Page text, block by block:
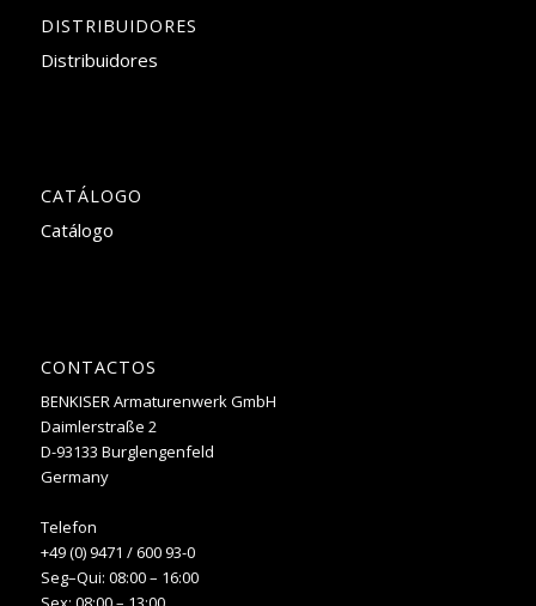
DISTRIBUIDORES
Distribuidores
CATÁLOGO
Catálogo
CONTACTOS
BENKISER Armaturenwerk GmbH
Daimlerstraße 2
D-93133 Burglengenfeld
Germany
Telefon
+49 (0) 9471 / 600 93-0
Seg–Qui: 08:00 – 16:00